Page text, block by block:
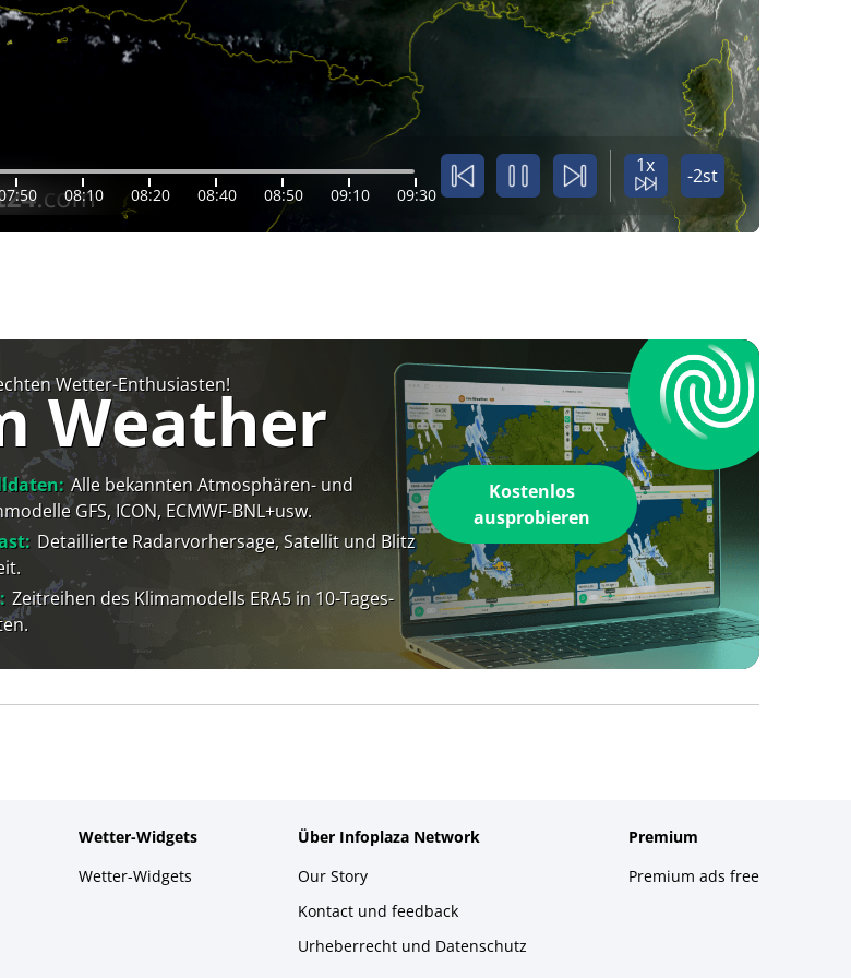
08:10 08:20 08:40 08:50 09:10 09:30
1x -2st
Wetter-Enthusiasten!
Weather
Alle bekannten Atmosphären- und
GFS, ICON, ECMWF-BNL+usw.
Detaillierte Radarvorhersage, Satellit und Blitz
Zeitreihen des Klimamodells ERA5 in 10-Tages-
Kostenlos
ausprobieren
Wetter-Widgets
Wetter-Widgets
Über Infoplaza Network
Our Story
Kontact und feedback
Urheberrecht und Datenschutz
Premium
Premium ads free